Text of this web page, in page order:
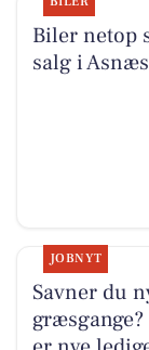
Biler netop
salg i Asnæs
JOBNYT
Savner du